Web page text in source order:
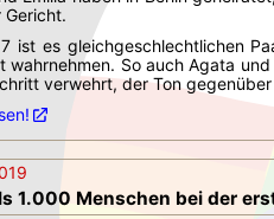
Gericht.
ist es gleichgeschlechtlichen
wahrnehmen. So auch Agata
verwehrt, der Ton
1.000 Menschen bei der